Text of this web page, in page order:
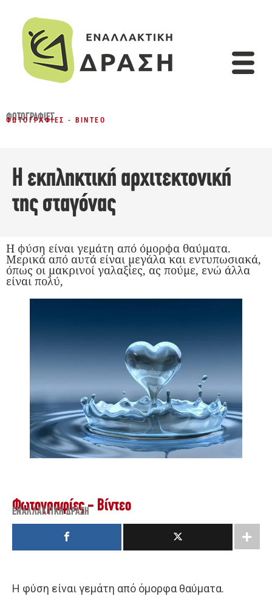
ΦΩΤΟΓΡΑΦΊΕΣ
ΦΩΤΟΓΡΑΦΊΕΣ - ΒΊΝΤΕΟ
Η εκπληκτική αρχιτεκτονική
της σταγόνας
Η φύση είναι γεμάτη από όμορφα θαύματα.
Μερικά από αυτά είναι μεγάλα και εντυπωσιακά,
όπως οι μακρινοί γαλαξίες, ας πούμε, ενώ άλλα
είναι πολύ,
Φωτογραφίες - Βίντεο
ΕΝΑΛΛΑΚΤΙΚΉ ΔΡΆΣΗ
Η φύση είναι γεμάτη από όμορφα θαύματα.